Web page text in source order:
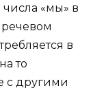
«мы» в
в
то
с другими